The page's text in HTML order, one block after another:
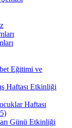
Eğitimi ve
Haftası Etkinliği
Haftası
Günü Etkinliği